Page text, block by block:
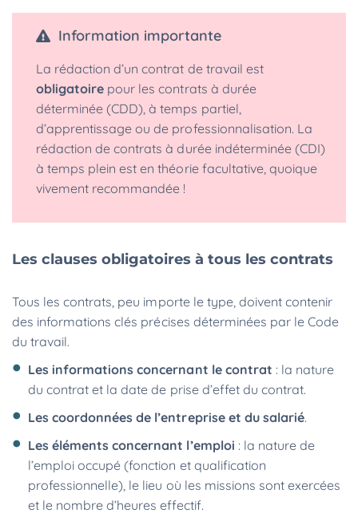
Information importante
La rédaction d’un contrat de travail est
obligatoire pour les contrats à durée
déterminée (CDD), à temps partiel,
d’apprentissage ou de professionnalisation. La
rédaction de contrats à durée indéterminée (CDI)
à temps plein est en théorie facultative, quoique
vivement recommandée !
Les clauses obligatoires à tous les contrats
Tous les contrats, peu importe le type, doivent contenir
des informations clés précises déterminées par le Code
du travail.
Les informations concernant le contrat : la nature
du contrat et la date de prise d’effet du contrat.
Les coordonnées de l’entreprise et du salarié.
Les éléments concernant l’emploi : la nature de
l’emploi occupé (fonction et qualification
professionnelle), le lieu où les missions sont exercées
et le nombre d’heures effectif.